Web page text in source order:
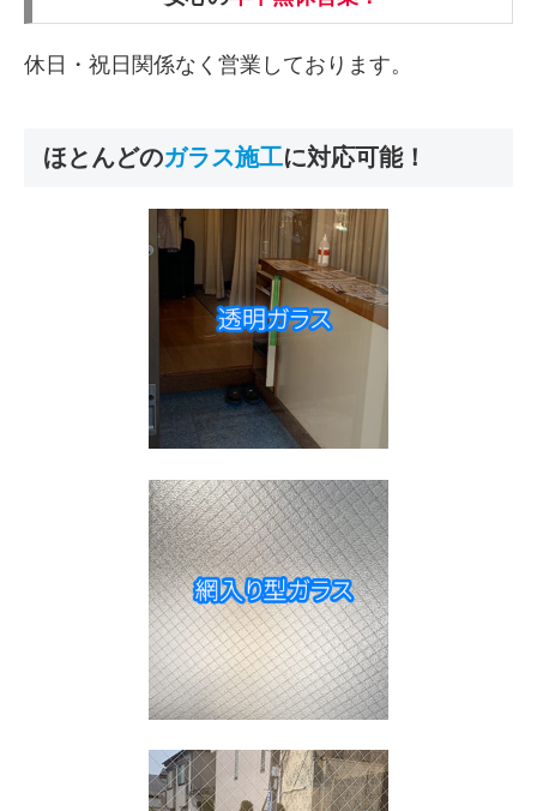
休日・祝日関係なく営業しております。
ほとんどのガラス施工に対応可能！